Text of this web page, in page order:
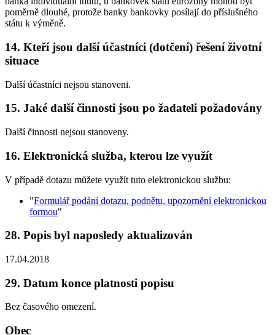
poměrně dlouhé, protože banky bankovky posílají do příslušného
státu k výměně.
14. Kteří jsou další účastníci (dotčení) řešení životní
situace
Další účastníci nejsou stanoveni.
15. Jaké další činnosti jsou po žadateli požadovány
Další činnosti nejsou stanoveny.
16. Elektronická služba, kterou lze využít
V případě dotazu můžete využít tuto elektronickou službu:
"Formulář podání dotazu, podnětu, upozornění elektronickou
formou"
28. Popis byl naposledy aktualizován
17.04.2018
29. Datum konce platnosti popisu
Bez časového omezení.
Obec